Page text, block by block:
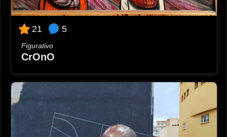
21 5
Figurativo
CrOnO